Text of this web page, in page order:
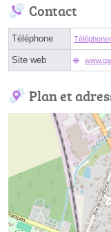
Contact
Téléphone
Site web
Plan et